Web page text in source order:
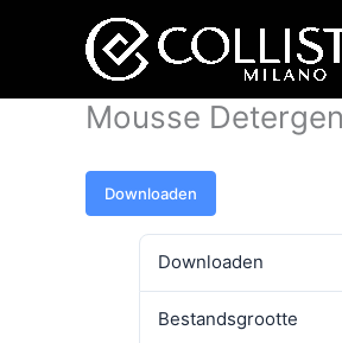
inhoud
Mousse
Downloaden
Downloaden
Bestandsgrootte